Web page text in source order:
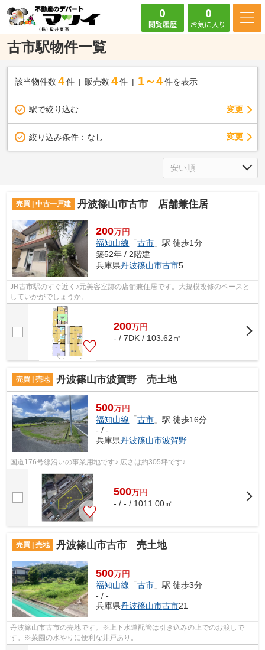
0
閲覧履歴
0
お気に入り
古市駅物件一覧
該当物件数 4件 販売数 4 件 1～4 件を表示
駅で絞り込む 変更
絞り込み条件： なし 変更
売買 | 中古一戸建 丹波篠山市古市 店舗兼住居
200万円
福知山線 「古市 」駅 徒歩1分
築52年 / 2階建
兵庫県丹波篠山市古市5
JR古市駅のすぐ近く♪元美容室跡の店舗兼住居です。大規模改修のベースと
していかがでしょうか。
200万円
- / 7DK / 103.62㎡
売買 | 売地 丹波篠山市波賀野 売土地
500万円
福知山線 「古市 」駅 徒歩16分
- / -
兵庫県丹波篠山市波賀野
国道176号線沿いの事業用地です♪ 広さは約305坪です♪
500万円
- / - / 1011.00㎡
売買 | 売地 丹波篠山市古市 売土地
500万円
福知山線 「古市 」駅 徒歩3分
- / -
兵庫県丹波篠山市古市21
丹波篠山市古市の売地です。※上下水道配管は引き込みの上でのお渡しで
す。※菜園の水やりに便利な井戸あり。